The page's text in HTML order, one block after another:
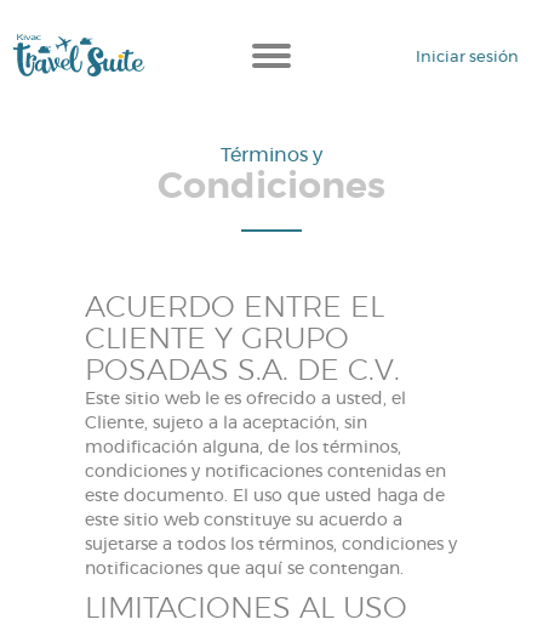
Iniciar sesión
Términos y
Condiciones
ACUERDO ENTRE EL
CLIENTE Y GRUPO
POSADAS S.A. DE C.V.
Este sitio web le es ofrecido a usted, el
Cliente, sujeto a la aceptación, sin
modificación alguna, de los términos,
condiciones y notificaciones contenidas en
este documento. El uso que usted haga de
este sitio web constituye su acuerdo a
sujetarse a todos los términos, condiciones y
notificaciones que aquí se contengan.
LIMITACIONES AL USO